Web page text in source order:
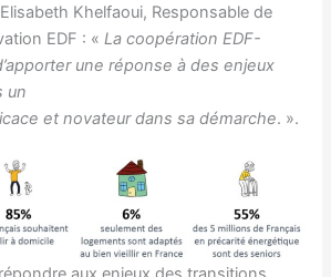
Khelfaoui, Responsable de
EDF : «La coopération EDF-
une réponse à des enjeux
un
et novateur dans sa démarche. ».